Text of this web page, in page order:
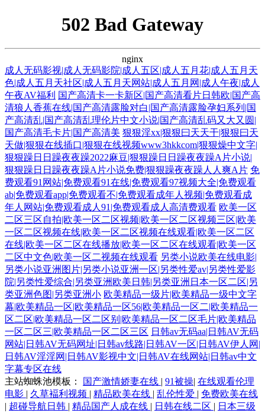
502 Bad Gateway
nginx
成人无码影视|成人无码影院|成人五区|成人五月花|成人五月天
色|成人五月天社区|成人五月天网站|成人五月网|成人午夜|成人
午夜AV福利 国产高清卡一卡新区|国产高清看片日韩欧|国产高
清狼人香蕉在线|国产高清露脸对白|国产高清露脸孕妇系列|国
产高清乱|国产高清乱理伦片中文小说|国产高清乱码又大又圆|
国产高清毛卡片|国产高清美 狠狠淫xx|狠狠曰天天干|狠狠曰天
天做|狠狠在线插口|狠狠在线视频www3hkkcom|狠狠燥中文字|
狠狠躁日日躁夜夜躁2022麻豆|狠狠躁日日躁夜夜躁A片小说|
狠狠躁日日躁夜夜躁A片小说免费|狠狠躁夜夜躁人人爽A片 免
费观看91网站|免费观看91在线|免费观看97视频大全|免费观看
ab|免费观看app|免费观看不|免费观看成年人视频|免费观看成
年人网站|免费观看成人91|免费观看成人高清费观看 欧美一区
二区三区自拍|欧美一区二区视频|欧美一区二区视频三区|欧美
一区二区视频在线|欧美一区二区视频在线观看|欧美一区二区
在线|欧美一区二区在线播放|欧美一区二区在线观看|欧美一区
二区中文色|欧美一区二视频在线观看 另类小说欧美在线电影|
另类小说亚洲图片|另类小说亚洲一区|另类性爱av|另类性爱影
院|另类性爱综合|另类亚洲欧美日韩|另类亚洲日本一区二区|另
类亚洲色图|另类亚洲小 欧美精品一级片|欧美精品一级中文字
幕|欧美精品一区|欧美精品一区56|欧美精品一区二|欧美精品一
区二区|欧美精品一区二区别|欧美精品一区二区毛片|欧美精品
一区二区三|欧美精品一区二区三区 日韩av无码aa|日韩AV无码
网站|日韩AV无码网址|日韩av线路|日韩AV一区|日韩AV伊人网|
日韩AV淫淫网|日韩AV影视中文|日韩AV在线网站|日韩av中文
字幕专区在线
主站蜘蛛池模板：
国产激情娇妻在线 | 91被操| 在线观看伦理
电影 | 久草褔利视频 | 精品欧美在线 | 乱伦性爱 | 免费欧美在线
| 超碰导航日韩 | 精品国产人成在线 | 日韩在线二区 | 日本三级